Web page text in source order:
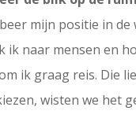
mijn positie in
ik naar mensen en
ik graag reis. Die
wisten we het